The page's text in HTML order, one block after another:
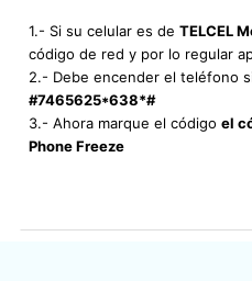
1.- Si su celular es de TELCEL
código de red y por lo regular
2.- Debe encender el teléfono
#7465625*638*#
3.- Ahora marque el código el
Phone Freeze